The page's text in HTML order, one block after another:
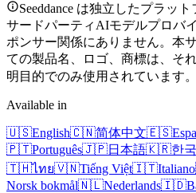
Seeddance は独立したプラッ
サードパーティAIモデルプロバ
ポンサー関係にありません。本
ての製品名、ロゴ、商標は、そ
明目的でのみ使用されています。
Available in
🇺🇸English🇨🇳简体中文🇪🇸
🇵🇹Português🇯🇵日本語🇰🇷한
🇹🇭ไทย🇻🇳Tiếng Việt🇮🇹Italiano
Norsk bokmål🇳🇱Nederlands🇮🇩